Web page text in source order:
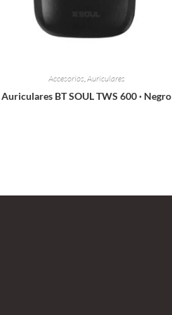
Accesorios,Auriculares
Auriculares BT SOUL TWS 600 · Negro